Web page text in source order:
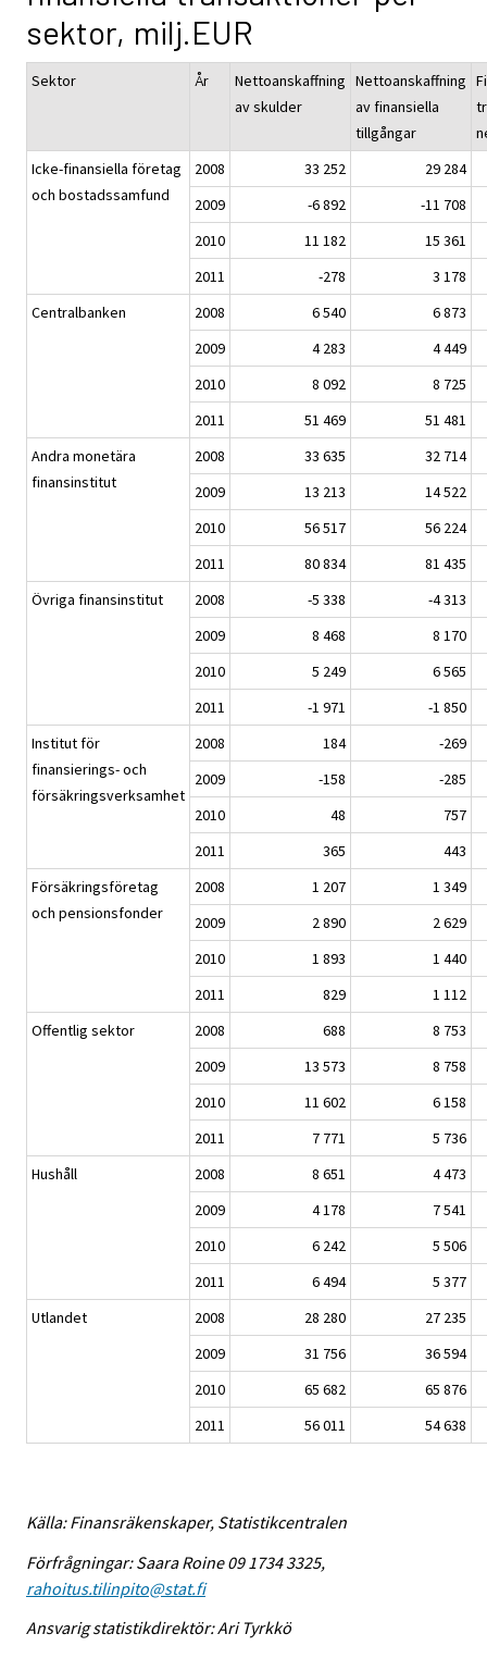
sektor, milj.EUR
Sektor År
Nettoanskaffning
av skulder
Nettoanskaffning
av finansiella
tillgångar
Icke-finansiella företag
och bostadssamfund
2008 33 252
29 284
2009
-6 892
-11 708
2010
11 182
15 361
2011
-278
3 178
Centralbanken
2008 6 540
6 873
2009
4 283
4 449
2010
8 092
8 725
2011
51 469
51 481
Andra monetära
finansinstitut
2008 33 635
32 714
2009
13 213
14 522
2010
56 517
56 224
2011
80 834
81 435
Övriga finansinstitut
2008 -5 338
-4 313
2009
8 468
8 170
2010
5 249
6 565
2011
-1 971
-1 850
Institut för
finansierings- och
försäkringsverksamhet
2008 184
-269
2009
-158
-285
2010
48
757
2011
365
443
Försäkringsföretag
och pensionsfonder
2008 1 207
1 349
2009
2 890
2 629
2010
1 893
1 440
2011
829
1 112
Offentlig sektor
2008 688
8 753
2009
13 573
8 758
2010
11 602
6 158
2011
7 771
5 736
Hushåll
2008 8 651
4 473
2009
4 178
7 541
2010
6 242
5 506
2011
6 494
5 377
Utlandet
2008 28 280
27 235
2009
31 756
36 594
2010
65 682
65 876
2011
56 011 54 638
Källa: Finansräkenskaper, Statistikcentralen
Förfrågningar: Saara Roine 09 1734 3325,
rahoitus.tilinpito@stat.fi
Ansvarig statistikdirektör: Ari Tyrkkö